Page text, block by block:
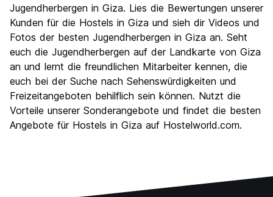
Jugendherbergen in Giza. Lies die Bewertungen unserer
Kunden für die Hostels in Giza und sieh dir Videos und
Fotos der besten Jugendherbergen in Giza an. Seht
euch die Jugendherbergen auf der Landkarte von Giza
an und lernt die freundlichen Mitarbeiter kennen, die
euch bei der Suche nach Sehenswürdigkeiten und
Freizeitangeboten behilflich sein können. Nutzt die
Vorteile unserer Sonderangebote und findet die besten
Angebote für Hostels in Giza auf Hostelworld.com.